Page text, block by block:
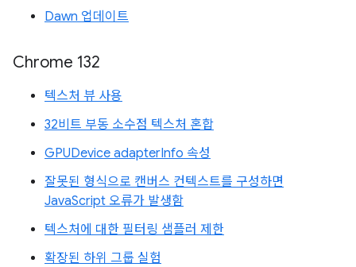
Dawn 업데이트
Chrome 132
텍스처 뷰 사용
32비트 부동 소수점 텍스처 혼합
GPUDevice adapterInfo 속성
잘못된 형식으로 캔버스 컨텍스트를 구성하면
JavaScript 오류가 발생함
텍스처에 대한 필터링 샘플러 제한
확장된 하위 그룹 실험